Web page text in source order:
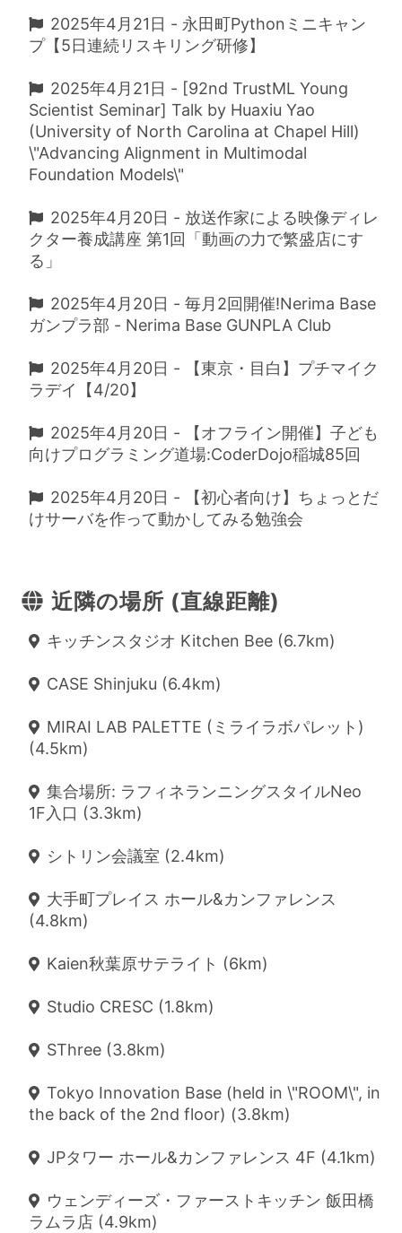
2025年4月21日 - 永田町Pythonミニキャン
プ【5日連続リスキリング研修】
2025年4月21日 - [92nd TrustML Young
Scientist Seminar] Talk by Huaxiu Yao
(University of North Carolina at Chapel Hill)
\"Advancing Alignment in Multimodal
Foundation Models\"
2025年4月20日 - 放送作家による映像ディレ
クター養成講座 第1回「動画の力で繁盛店にす
る」
2025年4月20日 - 毎月2回開催!Nerima Base
ガンプラ部 - Nerima Base GUNPLA Club
2025年4月20日 - 【東京・目白】プチマイク
ラデイ【4/20】
2025年4月20日 - 【オフライン開催】子ども
向けプログラミング道場:CoderDojo稲城85回
2025年4月20日 - 【初心者向け】ちょっとだ
けサーバを作って動かしてみる勉強会
近隣の場所 (直線距離)
キッチンスタジオ Kitchen Bee (6.7km)
CASE Shinjuku (6.4km)
MIRAI LAB PALETTE (ミライラボパレット)
(4.5km)
集合場所: ラフィネランニングスタイルNeo
1F入口 (3.3km)
シトリン会議室 (2.4km)
大手町プレイス ホール&カンファレンス
(4.8km)
Kaien秋葉原サテライト (6km)
Studio CRESC (1.8km)
SThree (3.8km)
Tokyo Innovation Base (held in \"ROOM\", in
the back of the 2nd floor) (3.8km)
JPタワー ホール&カンファレンス 4F (4.1km)
ウェンディーズ・ファーストキッチン 飯田橋
ラムラ店 (4.9km)